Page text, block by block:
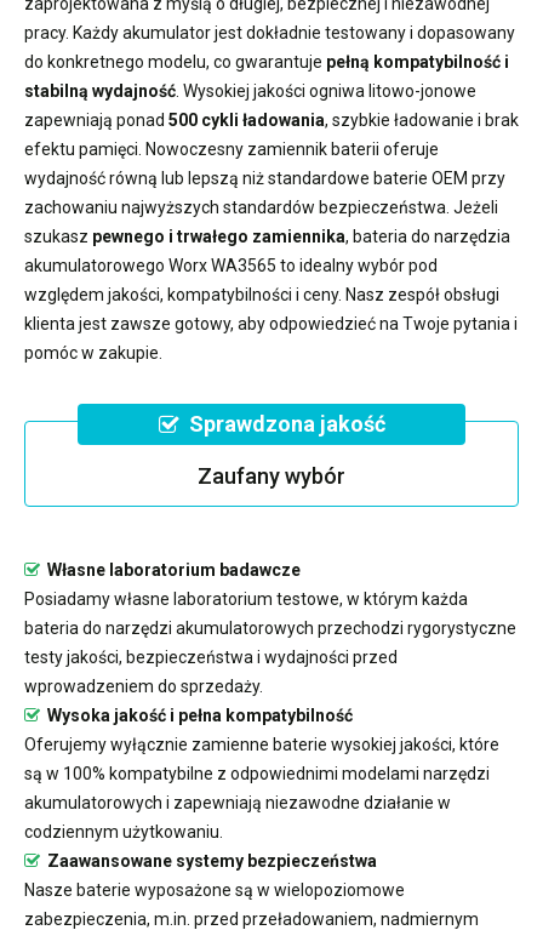
pracy. Każdy akumulator jest dokładnie testowany i dopasowany
do konkretnego modelu, co gwarantuje pełną kompatybilność i
stabilną wydajność . Wysokiej jakości ogniwa litowo-jonowe
zapewniają ponad 500 cykli ładowania, szybkie ładowanie i brak
efektu pamięci. Nowoczesny zamiennik baterii oferuje
wydajność równą lub lepszą niż standardowe baterie OEM przy
zachowaniu najwyższych standardów bezpieczeństwa. Jeżeli
szukasz pewnego i trwałego zamiennika, bateria do narzędzia
akumulatorowego Worx WA3565 to idealny wybór pod
względem jakości, kompatybilności i ceny. Nasz zespół obsługi
klienta jest zawsze gotowy, aby odpowiedzieć na Twoje pytania i
pomóc w zakupie.
Sprawdzona jakość
Zaufany wybór
Własne laboratorium badawcze
Posiadamy własne laboratorium testowe, w którym każda
bateria do narzędzi akumulatorowych przechodzi rygorystyczne
testy jakości, bezpieczeństwa i wydajności przed
wprowadzeniem do sprzedaży.
Wysoka jakość i pełna kompatybilność
Oferujemy wyłącznie zamienne baterie wysokiej jakości, które
są w 100% kompatybilne z odpowiednimi modelami narzędzi
akumulatorowych i zapewniają niezawodne działanie w
codziennym użytkowaniu.
Zaawansowane systemy bezpieczeństwa
Nasze baterie wyposażone są w wielopoziomowe
zabezpieczenia, m.in. przed przeładowaniem, nadmiernym